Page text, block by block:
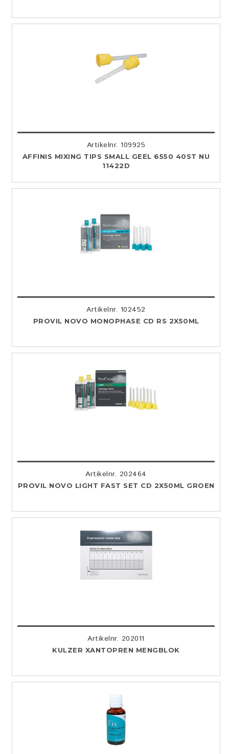
Artikelnr. 109925
AFFINIS MIXING TIPS SMALL GEEL 6550 40ST NU
11422D
Artikelnr. 102452
PROVIL NOVO MONOPHASE CD RS 2X50ML
Artikelnr. 202464
PROVIL NOVO LIGHT FAST SET CD 2X50ML GROEN
Artikelnr. 202011
KULZER XANTOPREN MENGBLOK